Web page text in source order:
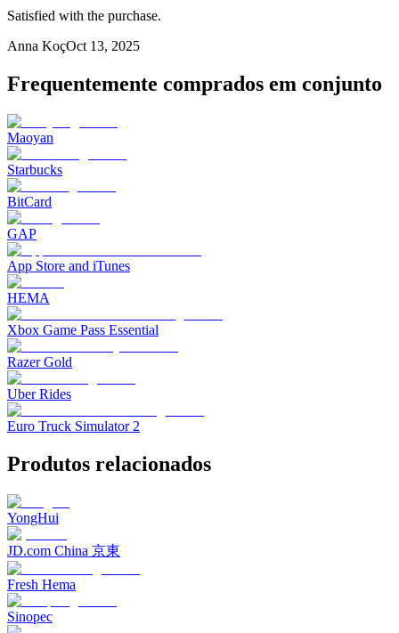
Satisfied with the purchase.
Anna KoçOct 13, 2025
Frequentemente comprados em conjunto
Maoyan
Starbucks
BitCard
GAP
App Store and iTunes
HEMA
Xbox Game Pass Essential
Razer Gold
Uber Rides
Euro Truck Simulator 2
Produtos relacionados
YongHui
JD.com China 京東
Fresh Hema
Sinopec